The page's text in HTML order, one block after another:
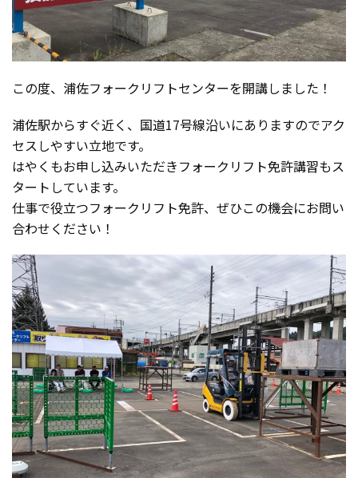
この度、浦佐フォークリフトセンターを開講しました！
浦佐駅からすぐ近く、国道17号線沿いにありますのでアク
セスしやすい立地です。
はやくもお申し込みいただきフォークリフト免許講習もス
タートしています。
仕事で役立つフォークリフト免許、ぜひこの機会にお問い
合わせください！